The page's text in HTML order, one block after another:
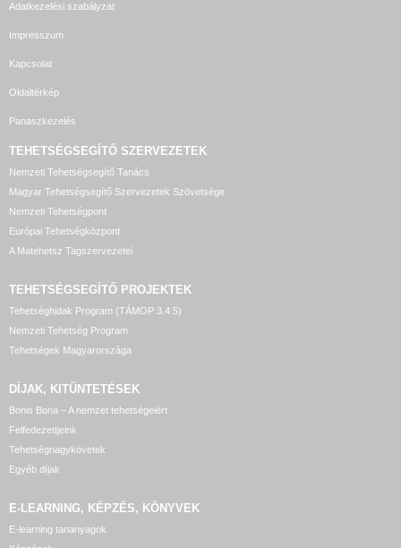
Adatkezelési szabályzat
Impresszum
Kapcsolat
Oldaltérkép
Panaszkezelés
TEHETSÉGSEGÍTŐ SZERVEZETEK
Nemzeti Tehetségsegítő Tanács
Magyar Tehetségsegítő Szervezetek Szövetsége
Nemzeti Tehetségpont
Európai Tehetségközpont
A Matehetsz Tagszervezetei
TEHETSÉGSEGÍTŐ PROJEKTEK
Tehetséghidak Program (TÁMOP 3.4.5)
Nemzeti Tehetség Program
Tehetségek Magyarországa
DÍJAK, KITÜNTETÉSEK
Bonis Bona – A nemzet tehetségeiért
Felfedezettjeink
Tehetségnagykövetek
Egyéb díjak
E-LEARNING, KÉPZÉS, KÖNYVEK
E-learning tananyagok